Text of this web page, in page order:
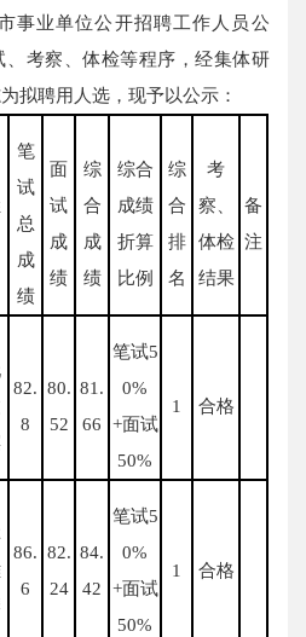
业单位公开招聘工作人员公
考察、体检等程序，经集体研
拟聘用人选，现予以公示：
笔
试
总
成
绩
面
试
成
绩
综
合
成
绩
综合
成绩
折算
比例
综
合
排
名
考
察、
体检
结果
备
注
82.
8
80.
52
81.
66
笔试5
0%
+面试
50%
1 合格
86.
6
82.
24
84.
42
笔试5
0%
+面试
50%
1 合格